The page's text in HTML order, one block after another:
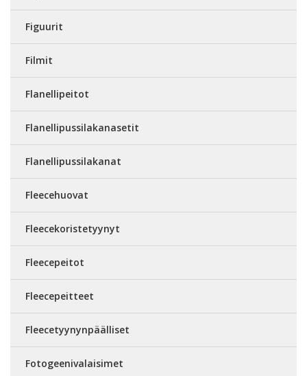
Figuurit
Filmit
Flanellipeitot
Flanellipussilakanasetit
Flanellipussilakanat
Fleecehuovat
Fleecekoristetyynyt
Fleecepeitot
Fleecepeitteet
Fleecetyynynpäälliset
Fotogeenivalaisimet